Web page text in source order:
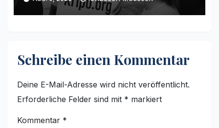
Schreibe einen Kommentar
Deine E-Mail-Adresse wird nicht veröffentlicht.
Erforderliche Felder sind mit * markiert
Kommentar *